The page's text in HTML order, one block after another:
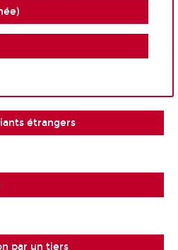
étrangers
par un tiers